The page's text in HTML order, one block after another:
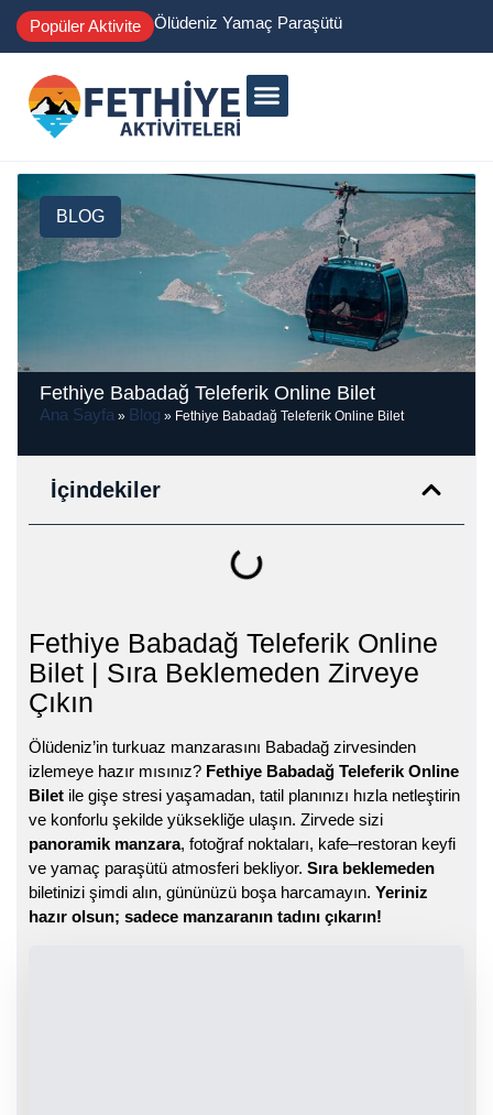
Popüler Aktivite Ölüdeniz Yamaç Paraşütü
BLOG
Fethiye Babadağ Teleferik Online Bilet
Ana Sayfa » Blog » Fethiye Babadağ Teleferik Online Bilet
İçindekiler
Fethiye Babadağ Teleferik Online
Bilet | Sıra Beklemeden Zirveye
Çıkın
Ölüdeniz’in turkuaz manzarasını Babadağ zirvesinden
izlemeye hazır mısınız? Fethiye Babadağ Teleferik Online
Bilet ile gişe stresi yaşamadan, tatil planınızı hızla netleştirin
ve konforlu şekilde yüksekliğe ulaşın. Zirvede sizi
panoramik manzara, fotoğraf noktaları, kafe–restoran keyfi
ve yamaç paraşütü atmosferi bekliyor. Sıra beklemeden
biletinizi şimdi alın, gününüzü boşa harcamayın. Yeriniz
hazır olsun; sadece manzaranın tadını çıkarın!